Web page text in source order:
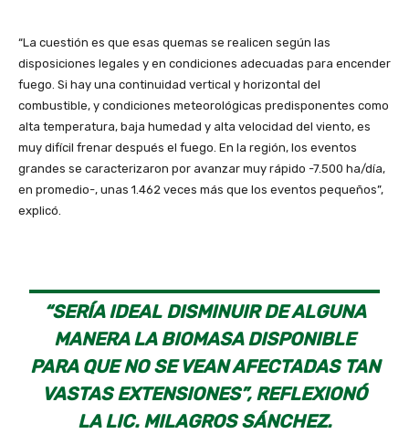
“La cuestión es que esas quemas se realicen según las
disposiciones legales y en condiciones adecuadas para encender
fuego. Si hay una continuidad vertical y horizontal del
combustible, y condiciones meteorológicas predisponentes como
alta temperatura, baja humedad y alta velocidad del viento, es
muy difícil frenar después el fuego. En la región, los eventos
grandes se caracterizaron por avanzar muy rápido -7.500 ha/día,
en promedio-, unas 1.462 veces más que los eventos pequeños”,
explicó.
“SERÍA IDEAL DISMINUIR DE ALGUNA
MANERA LA BIOMASA DISPONIBLE
PARA QUE NO SE VEAN AFECTADAS TAN
VASTAS EXTENSIONES”, REFLEXIONÓ
LA LIC. MILAGROS SÁNCHEZ.